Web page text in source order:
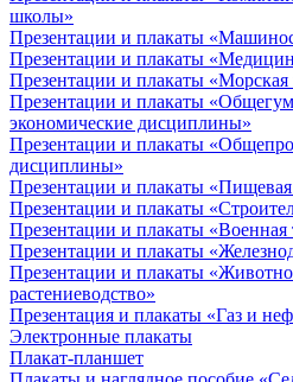
школы»
Презентации и плакаты
Презентации и плакаты
Презентации и плакаты «Морская
Презентации и плакаты
экономические дисциплины»
Презентации и плакаты
дисциплины»
Презентации и плакаты
Презентации и плакаты
Презентации и плакаты «Военная
Презентации и плакаты
Презентации и плакаты
растениеводство»
Презентация и плакаты «Газ и
Электронные плакаты
Плакат-планшет